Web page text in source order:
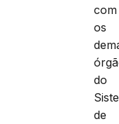
com
os
do
de